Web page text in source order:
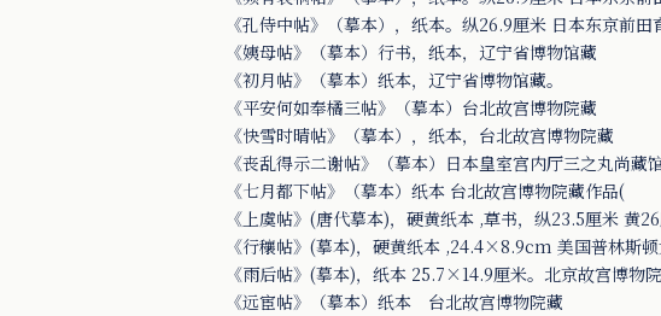
《孔侍中帖》（摹本），纸本。纵26.9厘米 日本东京前田
《姨母帖》（摹本）行书，纸本，辽宁省博物馆藏
《初月帖》（摹本）纸本，辽宁省博物馆藏。
《平安何如奉橘三帖》（摹本）台北故宫博物院藏
《快雪时晴帖》（摹本），纸本，台北故宫博物院藏
《丧乱得示二谢帖》（摹本）日本皇室宫内厅三之丸尚藏
《七月都下帖》（摹本）纸本 台北故宫博物院藏作品(
《上虞帖》(唐代摹本)，硬黄纸本 ,草书，纵23.5厘米 黄
《行穰帖》(摹本)，硬黄纸本 ,24.4×8.9cm 美国普林斯
《雨后帖》(摹本)，纸本 25.7×14.9厘米。北京故宫博物
《远宦帖》（摹本）纸本 台北故宫博物院藏